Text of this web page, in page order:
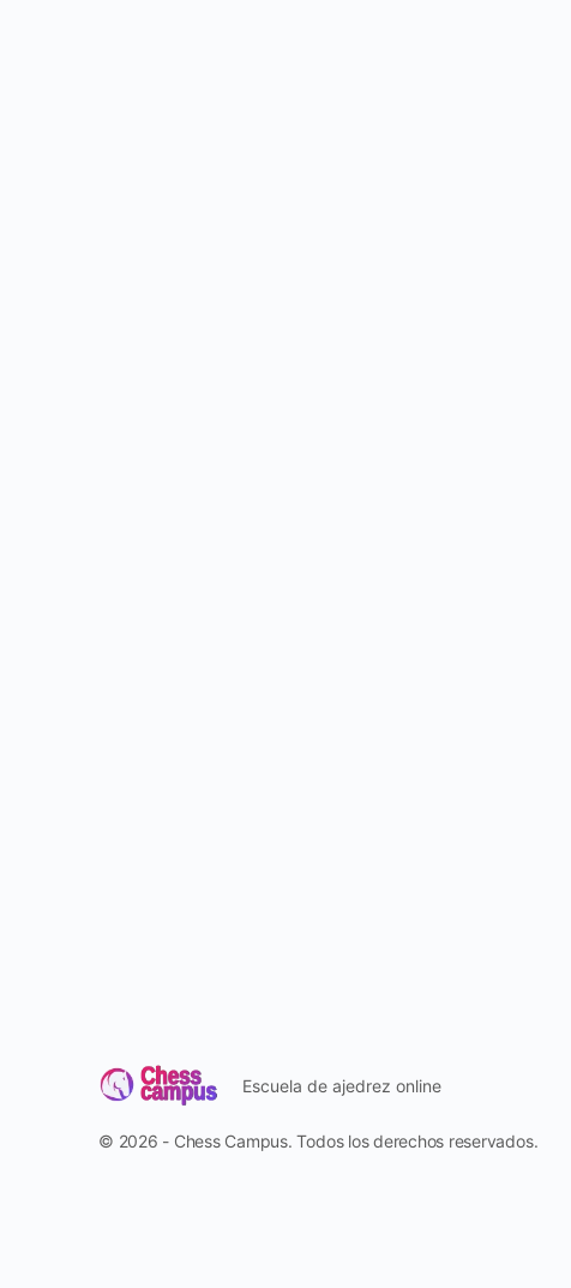
Escuela de ajedrez online
© 2026 - Chess Campus. Todos los derechos reservados.